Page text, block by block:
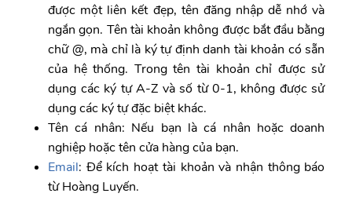
được một liên kết đẹp, tên đăng nhập dễ nhớ và
ngắn gọn. Tên tài khoản không được bắt đầu bằng
chữ @, mà chỉ là ký tự định danh tài khoản có sẵn
của hệ thống. Trong tên tài khoản chỉ được sử
dụng các ký tự A-Z và số từ 0-1, không được sử
dụng các ký tự đặc biệt khác.
Tên cá nhân: Nếu bạn là cá nhân hoặc doanh
nghiệp hoặc tên cửa hàng của bạn.
Email: Để kích hoạt tài khoản và nhận thông báo
từ Hoàng Luyến.